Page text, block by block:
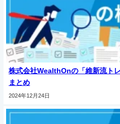
株式会社WealthOnの「維新流ト
まとめ
2024年12月24日